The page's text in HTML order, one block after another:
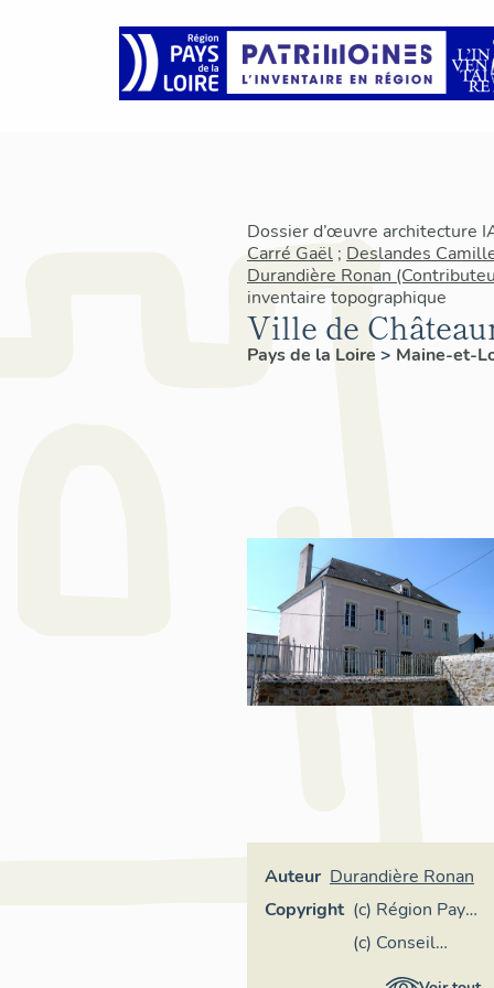
Dossier d’œuvre architecture
Carré Gaël ; Deslandes
Durandière Ronan
inventaire topographique
Ville de
Pays de la Loire > Maine-et-
Auteur Durandière Ronan
Copyright (c) Région Pays
de la Loire -
Inventaire
(c) Conseil
départemental